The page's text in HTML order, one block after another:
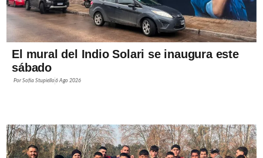
El mural del Indio Solari se inaugura este
sábado
PorSofía Stupiello6 Ago 2026